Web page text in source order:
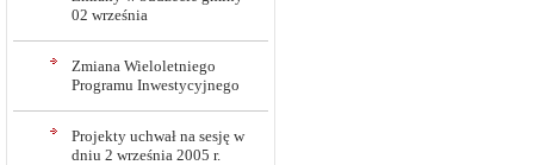
02 września
Zmiana Wieloletniego
Programu Inwestycyjnego
Projekty uchwał na sesję w
dniu 2 września 2005 r.